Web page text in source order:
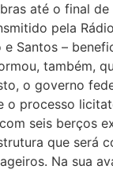
até o final
pela
e Santos –
também,
o governo
processo
seis berços
que
Na sua